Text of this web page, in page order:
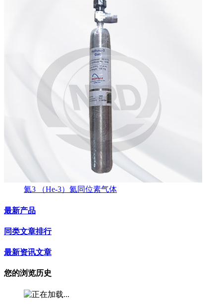
氦3 （He-3）氦同位素气体
最新产品
同类文章排行
最新资讯文章
您的浏览历史